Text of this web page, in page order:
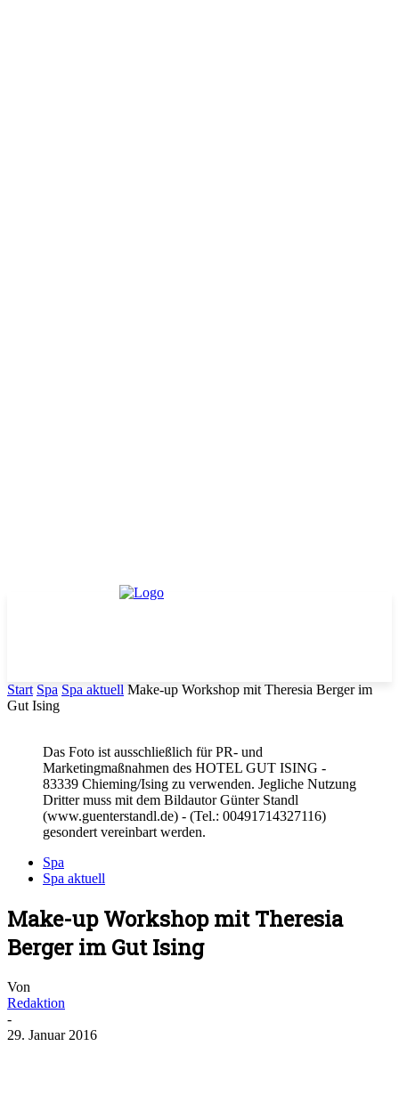
Start Spa Spa aktuell Make-up Workshop mit Theresia Berger im
Gut Ising
Das Foto ist ausschließlich für PR- und
Marketingmaßnahmen des HOTEL GUT ISING -
83339 Chieming/Ising zu verwenden. Jegliche Nutzung
Dritter muss mit dem Bildautor Günter Standl
(www.guenterstandl.de) - (Tel.: 00491714327116)
gesondert vereinbart werden.
Spa
Spa aktuell
Make-up Workshop mit Theresia
Berger im Gut Ising
Von
Redaktion
-
29. Januar 2016